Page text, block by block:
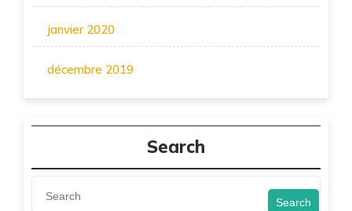
janvier 2020
décembre 2019
Search
Search